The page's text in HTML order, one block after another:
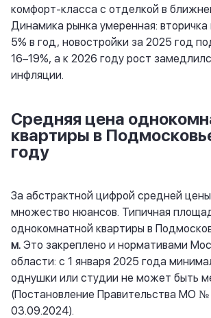
комфорт-класса с отделкой в
Динамика рынка умеренная: вторичка
5% в год, новостройки за 2025 год
16–19%, а к 2026 году рост
инфляции.
Средняя цена
квартиры в
году
За абстрактной цифрой средней
множество нюансов. Типичная
однокомнатной квартиры в
м. Это закреплено и нормативами
области: с 1 января 2025 года
однушки или студии не может быть
(Постановление Правительства МО
03.09.2024).